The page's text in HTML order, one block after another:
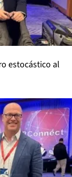
estocástico al